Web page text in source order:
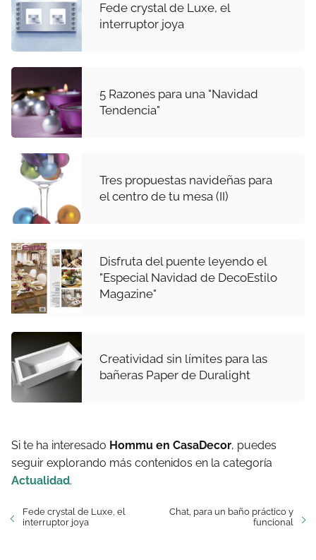
Fede crystal de Luxe, el
interruptor joya
5 Razones para una "Navidad
Tendencia"
Tres propuestas navideñas para
el centro de tu mesa (II)
Disfruta del puente leyendo el
"Especial Navidad de DecoEstilo
Magazine"
Creatividad sin límites para las
bañeras Paper de Duralight
Si te ha interesado Hommu en CasaDecor, puedes
seguir explorando más contenidos en la categoría
Actualidad.
Fede crystal de Luxe, el
interruptor joya
Chat, para un baño práctico y
funcional